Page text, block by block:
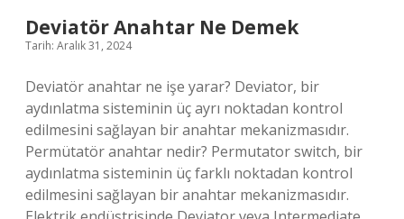
Deviatör Anahtar Ne Demek
Tarih: Aralık 31, 2024
Deviatör anahtar ne işe yarar? Deviator, bir
aydınlatma sisteminin üç ayrı noktadan kontrol
edilmesini sağlayan bir anahtar mekanizmasıdır.
Permütatör anahtar nedir? Permutator switch, bir
aydınlatma sisteminin üç farklı noktadan kontrol
edilmesini sağlayan bir anahtar mekanizmasıdır.